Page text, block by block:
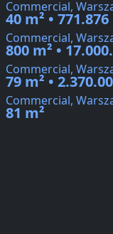
Commercial,
40 m² •
Commercial,
800 m² •
Commercial,
79 m² •
Commercial,
81 m²